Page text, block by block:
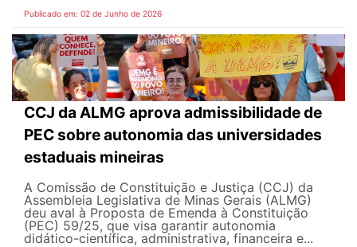
Publicado em: 02 de Junho de 2026
CCJ da ALMG aprova admissibilidade de
PEC sobre autonomia das universidades
estaduais mineiras
A Comissão de Constituição e Justiça (CCJ) da
Assembleia Legislativa de Minas Gerais (ALMG)
deu aval à Proposta de Emenda à Constituição
(PEC) 59/25, que visa garantir autonomia
didático-científica, administrativa, financeira e...